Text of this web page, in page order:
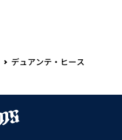
デュアンテ・ヒース